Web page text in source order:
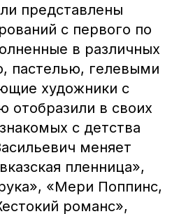
представлены
с первого по
в различных
пастелью, гелевыми
художники с
отобразили в своих
с детства
меняет
пленница»,
«Мери Поппинс,
романс»,